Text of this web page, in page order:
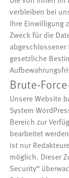
verbleiben bei
Ihre Einwilligung
Zweck für die
abgeschlossener
gesetzliche
Brute-
Unsere Website
System
Bereich zur
bearbeitet
ist nur
möglich. Dieser
Security“